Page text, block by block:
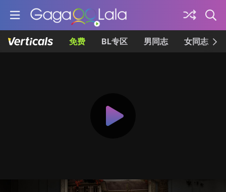
免费 BL专区 男同志 女同志